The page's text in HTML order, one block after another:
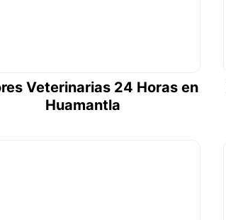
Veterinarias 24 Horas en
Huamantla